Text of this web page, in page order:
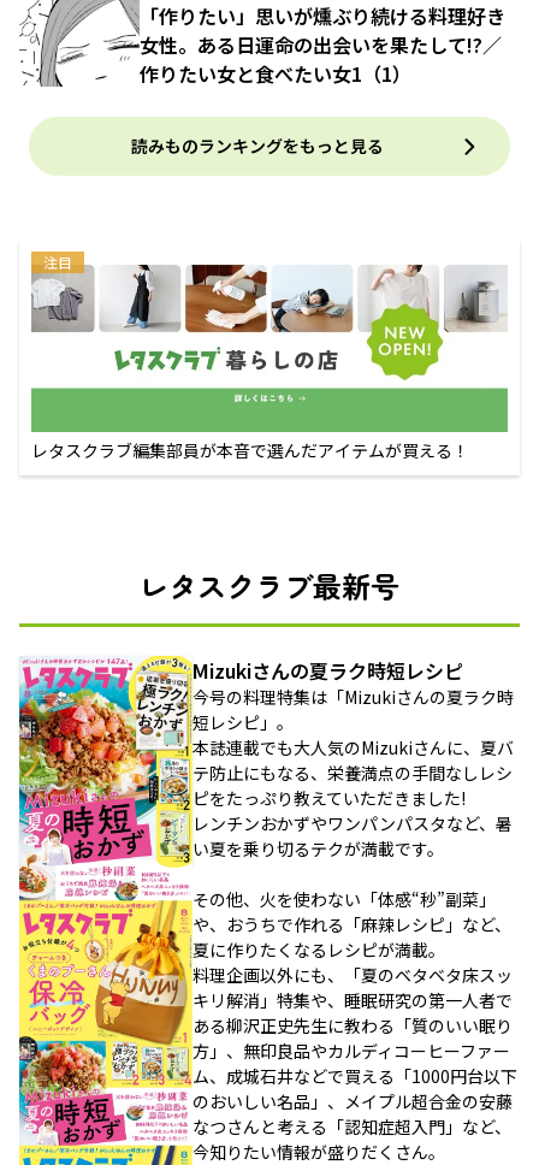
「作りたい」思いが燻ぶり続ける料理好き
女性。ある日運命の出会いを果たして!?／
作りたい女と食べたい女1（1）
読みものランキングをもっと見る
注目
レタスクラブ編集部員が本音で選んだアイテムが買える！
レタスクラブ最新号
Mizukiさんの夏ラク時短レシピ
今号の料理特集は「Mizukiさんの夏ラク時
短レシピ」。
本誌連載でも大人気のMizukiさんに、夏バ
テ防止にもなる、栄養満点の手間なしレシ
ピをたっぷり教えていただきました!
レンチンおかずやワンパンパスタなど、暑
い夏を乗り切るテクが満載です。
その他、火を使わない「体感“秒”副菜」
や、おうちで作れる「麻辣レシピ」など、
夏に作りたくなるレシピが満載。
料理企画以外にも、「夏のベタベタ床スッ
キリ解消」特集や、睡眠研究の第一人者で
ある柳沢正史先生に教わる「質のいい眠り
方」、無印良品やカルディコーヒーファー
ム、成城石井などで買える「1000円台以下
のおいしい名品」、メイプル超合金の安藤
なつさんと考える「認知症超入門」など、
今知りたい情報が盛りだくさん。